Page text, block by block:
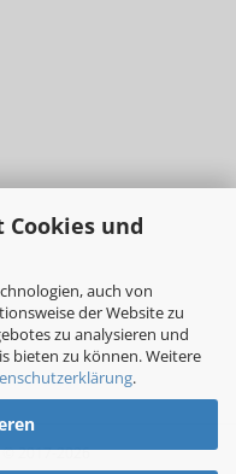
Cookies und
auch von
der Website zu
zu analysieren und
bieten zu können. Weitere
.
2017-2026